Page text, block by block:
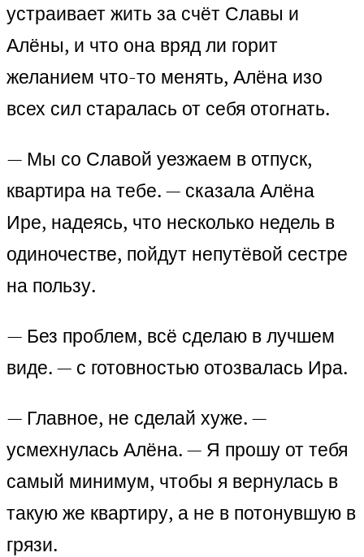
устраивает жить за счёт Славы и
Алёны, и что она вряд ли горит
желанием что-то менять, Алёна изо
всех сил старалась от себя отогнать.
— Мы со Славой уезжаем в отпуск,
квартира на тебе. — сказала Алёна
Ире, надеясь, что несколько недель в
одиночестве, пойдут непутёвой сестре
на пользу.
— Без проблем, всё сделаю в лучшем
виде. — с готовностью отозвалась Ира.
— Главное, не сделай хуже. —
усмехнулась Алёна. — Я прошу от тебя
самый минимум, чтобы я вернулась в
такую же квартиру, а не в потонувшую в
грязи.